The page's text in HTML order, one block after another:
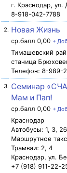
г. Краснодар,
8-918-042-7788
2. Новая Жизнь
ср.балл 0,00 +
Тимашевский
станица
Телефон: 8-989-
3. Семинар
Мам и Пап!
ср.балл 0,00 +
Краснодар
Автобусы: 1, 3,
Маршрутное
Трамваи: 2, 4
Краснодар, ул.
+7 (918) 911-22-